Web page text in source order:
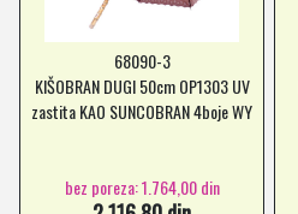
68090-3
KIŠOBRAN DUGI 50cm OP1303 UV
zastita KAO SUNCOBRAN 4boje WY
bez poreza: 1.764,00 din